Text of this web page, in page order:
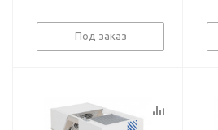
Под заказ